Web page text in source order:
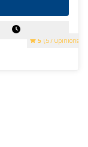
5 (57 Opinions)